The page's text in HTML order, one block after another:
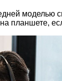
планшете,